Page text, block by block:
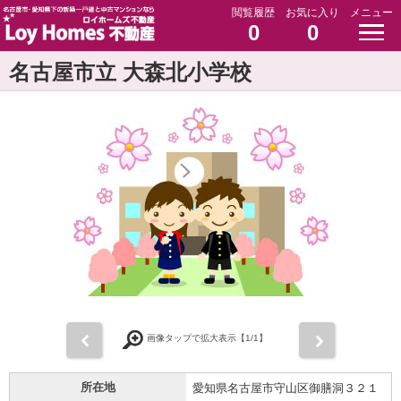
閲覧履歴
0
お気に入り
0
メニュー
名古屋市立 大森北小学校
画像タップで拡大表示【1/1】
所在地 愛知県名古屋市守山区御膳洞３２１